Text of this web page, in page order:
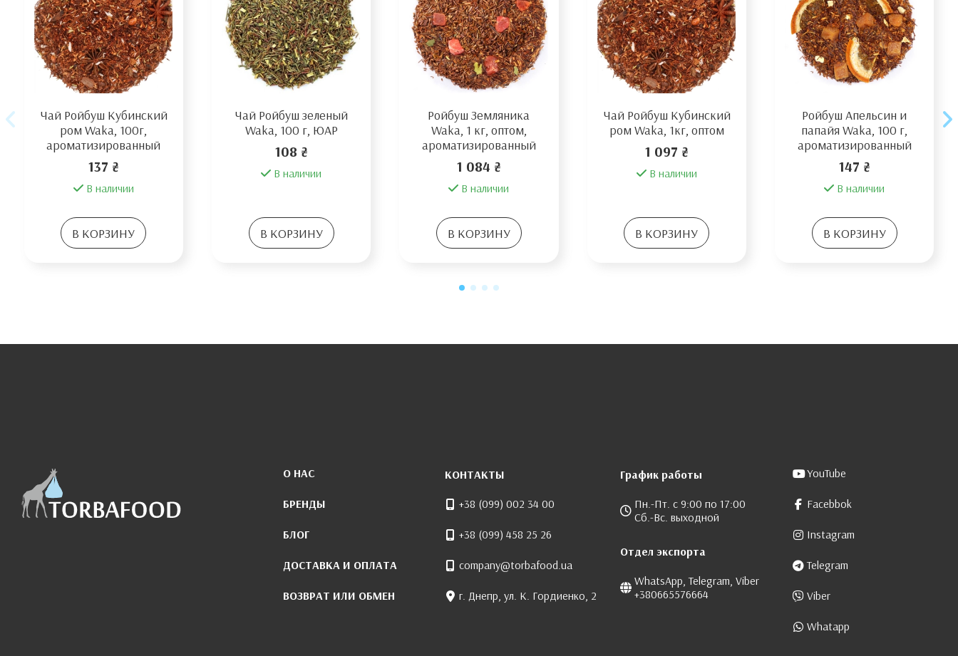
Чай Ройбуш Кубинский
ром Waka, 100г,
ароматизированный
137 ₴
В наличии
В КОРЗИНУ
Чай Ройбуш зеленый
Waka, 100 г, ЮАР
108 ₴
В наличии
В КОРЗИНУ
Ройбуш Земляника
Waka, 1 кг, оптом,
ароматизированный
1 084 ₴
В наличии
В КОРЗИНУ
Чай Ройбуш Кубинский
ром Waka, 1кг, оптом
1 097 ₴
В наличии
В КОРЗИНУ
Ройбуш Апельсин и
папайя Waka, 100 г,
ароматизированный
147 ₴
В наличии
В КОРЗИНУ
О НАС
БРЕНДЫ
БЛОГ
ДОСТАВКА И ОПЛАТА
ВОЗВРАТ ИЛИ ОБМЕН
КОНТАКТЫ
+38 (099) 002 34 00
+38 (099) 458 25 26
company@torbafood.ua
г. Днепр, ул. К. Гордиенко, 2
График работы
Пн.-Пт. с 9:00 по 17:00
Сб.-Вс. выходной
Отдел экспорта
WhatsApp, Telegram, Viber
+380665576664
YouTube
Facebbok
Instagram
Telegram
Viber
Whatapp